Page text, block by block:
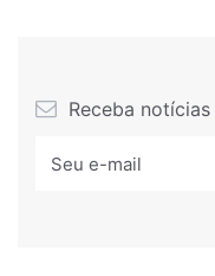
Receba